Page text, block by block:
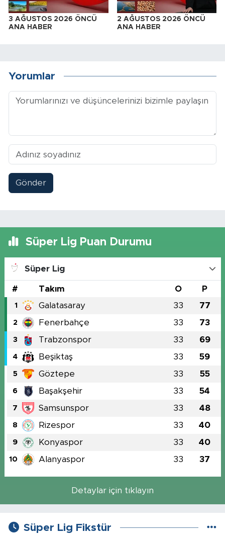
3 AĞUSTOS 2026 ÖNCÜ
ANA HABER
2 AĞUSTOS 2026 ÖNCÜ
ANA HABER
Yorumlar
Gönder
Süper Lig Puan Durumu
Süper Lig
# Takım O P
1 Galatasaray 33 77
2 Fenerbahçe 33 73
3 Trabzonspor 33 69
4 Beşiktaş 33 59
5 Göztepe 33 55
6 Başakşehir 33 54
7 Samsunspor 33 48
8 Rizespor 33 40
9 Konyaspor 33 40
10 Alanyaspor 33 37
Detaylar için tıklayın
Süper Lig Fikstür